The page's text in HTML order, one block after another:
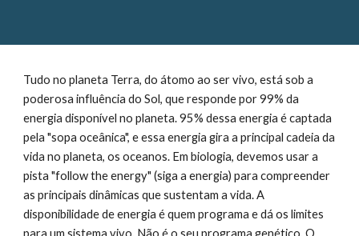
Tudo no planeta Terra, do átomo ao ser vivo, está sob a
poderosa influência do Sol, que responde por 99% da
energia disponível no planeta. 95% dessa energia é captada
pela "sopa oceânica", e essa energia gira a principal cadeia da
vida no planeta, os oceanos. Em biologia, devemos usar a
pista "follow the energy" (siga a energia) para compreender
as principais dinâmicas que sustentam a vida. A
disponibilidade de energia é quem programa e dá os limites
para um sistema vivo. Não é o seu programa genético. O